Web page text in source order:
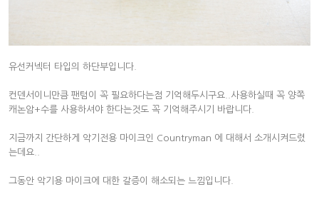
유선커넥터 타입의 하단부입니다.
컨덴서이니만큼 팬텀이 꼭 필요하다는점 기억해두시구요..사용하실때 꼭 양쪽
캐논암+수를 사용하셔야 한다는것도 꼭 기억해주시기 바랍니다.
지금까지 간단하게 악기전용 마이크인 Countryman 에 대해서 소개시켜드렸
는데요..
그동안 악기용 마이크에 대한 갈증이 해소되는 느낌입니다.